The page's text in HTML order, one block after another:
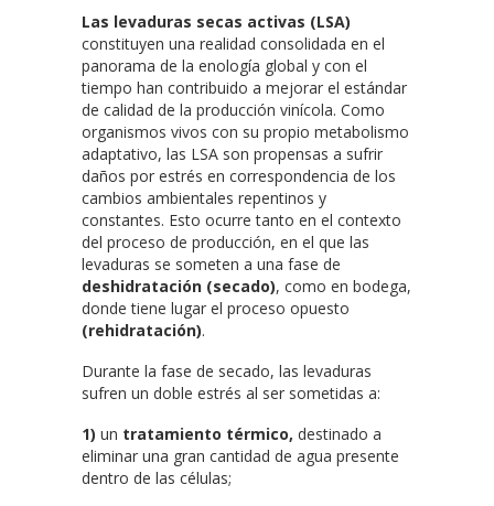
Las levaduras secas activas (LSA)
constituyen una realidad consolidada en el
panorama de la enología global y con el
tiempo han contribuido a mejorar el estándar
de calidad de la producción vinícola. Como
organismos vivos con su propio metabolismo
adaptativo, las LSA son propensas a sufrir
daños por estrés en correspondencia de los
cambios ambientales repentinos y
constantes. Esto ocurre tanto en el contexto
del proceso de producción, en el que las
levaduras se someten a una fase de
deshidratación (secado), como en bodega,
donde tiene lugar el proceso opuesto
(rehidratación).
Durante la fase de secado, las levaduras
sufren un doble estrés al ser sometidas a:
1) un tratamiento térmico, destinado a
eliminar una gran cantidad de agua presente
dentro de las células;